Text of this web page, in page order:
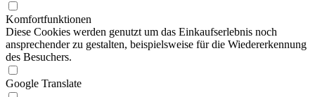
Komfortfunktionen
Diese Cookies werden genutzt um das Einkaufserlebnis noch
ansprechender zu gestalten, beispielsweise für die Wiedererkennung
des Besuchers.
Google Translate